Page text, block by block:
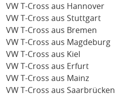
VW T-Cross aus Hannover
VW T-Cross aus Stuttgart
VW T-Cross aus Bremen
VW T-Cross aus Magdeburg
VW T-Cross aus Kiel
VW T-Cross aus Erfurt
VW T-Cross aus Mainz
VW T-Cross aus Saarbrücken